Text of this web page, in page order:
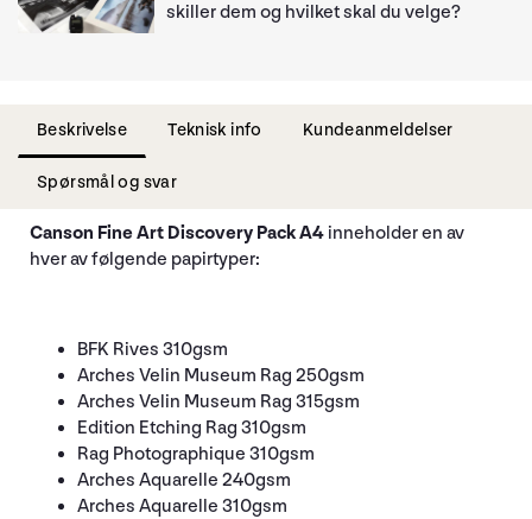
skiller dem og hvilket skal du velge?
Beskrivelse Teknisk info Kundeanmeldelser
Spørsmål og svar
Canson Fine Art Discovery Pack A4 inneholder en av
hver av følgende papirtyper:
BFK Rives 310gsm
Arches Velin Museum Rag 250gsm
Arches Velin Museum Rag 315gsm
Edition Etching Rag 310gsm
Rag Photographique 310gsm
Arches Aquarelle 240gsm
Arches Aquarelle 310gsm